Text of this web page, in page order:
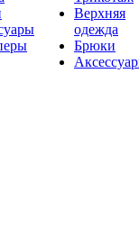
Верхняя
одежда
Брюки